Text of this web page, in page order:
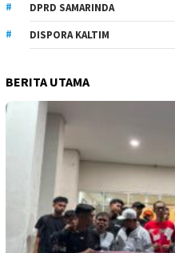
DPRD SAMARINDA
DISPORA KALTIM
BERITA UTAMA